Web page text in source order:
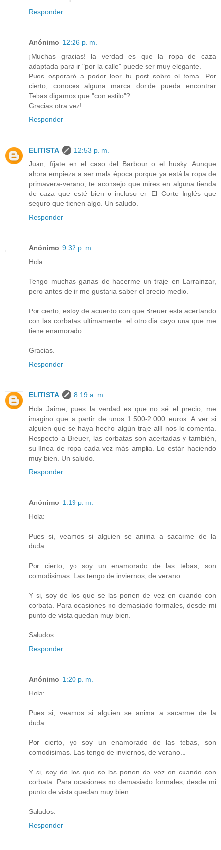
Responder
Anónimo 12:26 p. m.
¡Muchas gracias! la verdad es que la ropa de caza
adaptada para ir "por la calle" puede ser muy elegante.
Pues esperaré a poder leer tu post sobre el tema. Por
cierto, conoces alguna marca donde pueda encontrar
Tebas digamos que "con estilo"?
Gracias otra vez!
Responder
ELITISTA
12:53 p. m.
Juan, fíjate en el caso del Barbour o el husky. Aunque
ahora empieza a ser mala época porque ya está la ropa de
primavera-verano, te aconsejo que mires en alguna tienda
de caza que esté bien o incluso en El Corte Inglés que
seguro que tienen algo. Un saludo.
Responder
Anónimo 9:32 p. m.
Hola:
Tengo muchas ganas de hacerme un traje en Larrainzar,
pero antes de ir me gustaria saber el precio medio.
Por cierto, estoy de acuerdo con que Breuer esta acertando
con las corbatas ultimamente. el otro dia cayo una que me
tiene enamorado.
Gracias.
Responder
ELITISTA
8:19 a. m.
Hola Jaime, pues la verdad es que no sé el precio, me
imagino que a partir de unos 1.500-2.000 euros. A ver si
alguien que se haya hecho algún traje allí nos lo comenta.
Respecto a Breuer, las corbatas son acertadas y también,
su línea de ropa cada vez más amplia. Lo están haciendo
muy bien. Un saludo.
Responder
Anónimo 1:19 p. m.
Hola:
Pues si, veamos si alguien se anima a sacarme de la
duda...
Por cierto, yo soy un enamorado de las tebas, son
comodisimas. Las tengo de inviernos, de verano...
Y si, soy de los que se las ponen de vez en cuando con
corbata. Para ocasiones no demasiado formales, desde mi
punto de vista quedan muy bien.
Saludos.
Responder
Anónimo 1:20 p. m.
Hola:
Pues si, veamos si alguien se anima a sacarme de la
duda...
Por cierto, yo soy un enamorado de las tebas, son
comodisimas. Las tengo de inviernos, de verano...
Y si, soy de los que se las ponen de vez en cuando con
corbata. Para ocasiones no demasiado formales, desde mi
punto de vista quedan muy bien.
Saludos.
Responder